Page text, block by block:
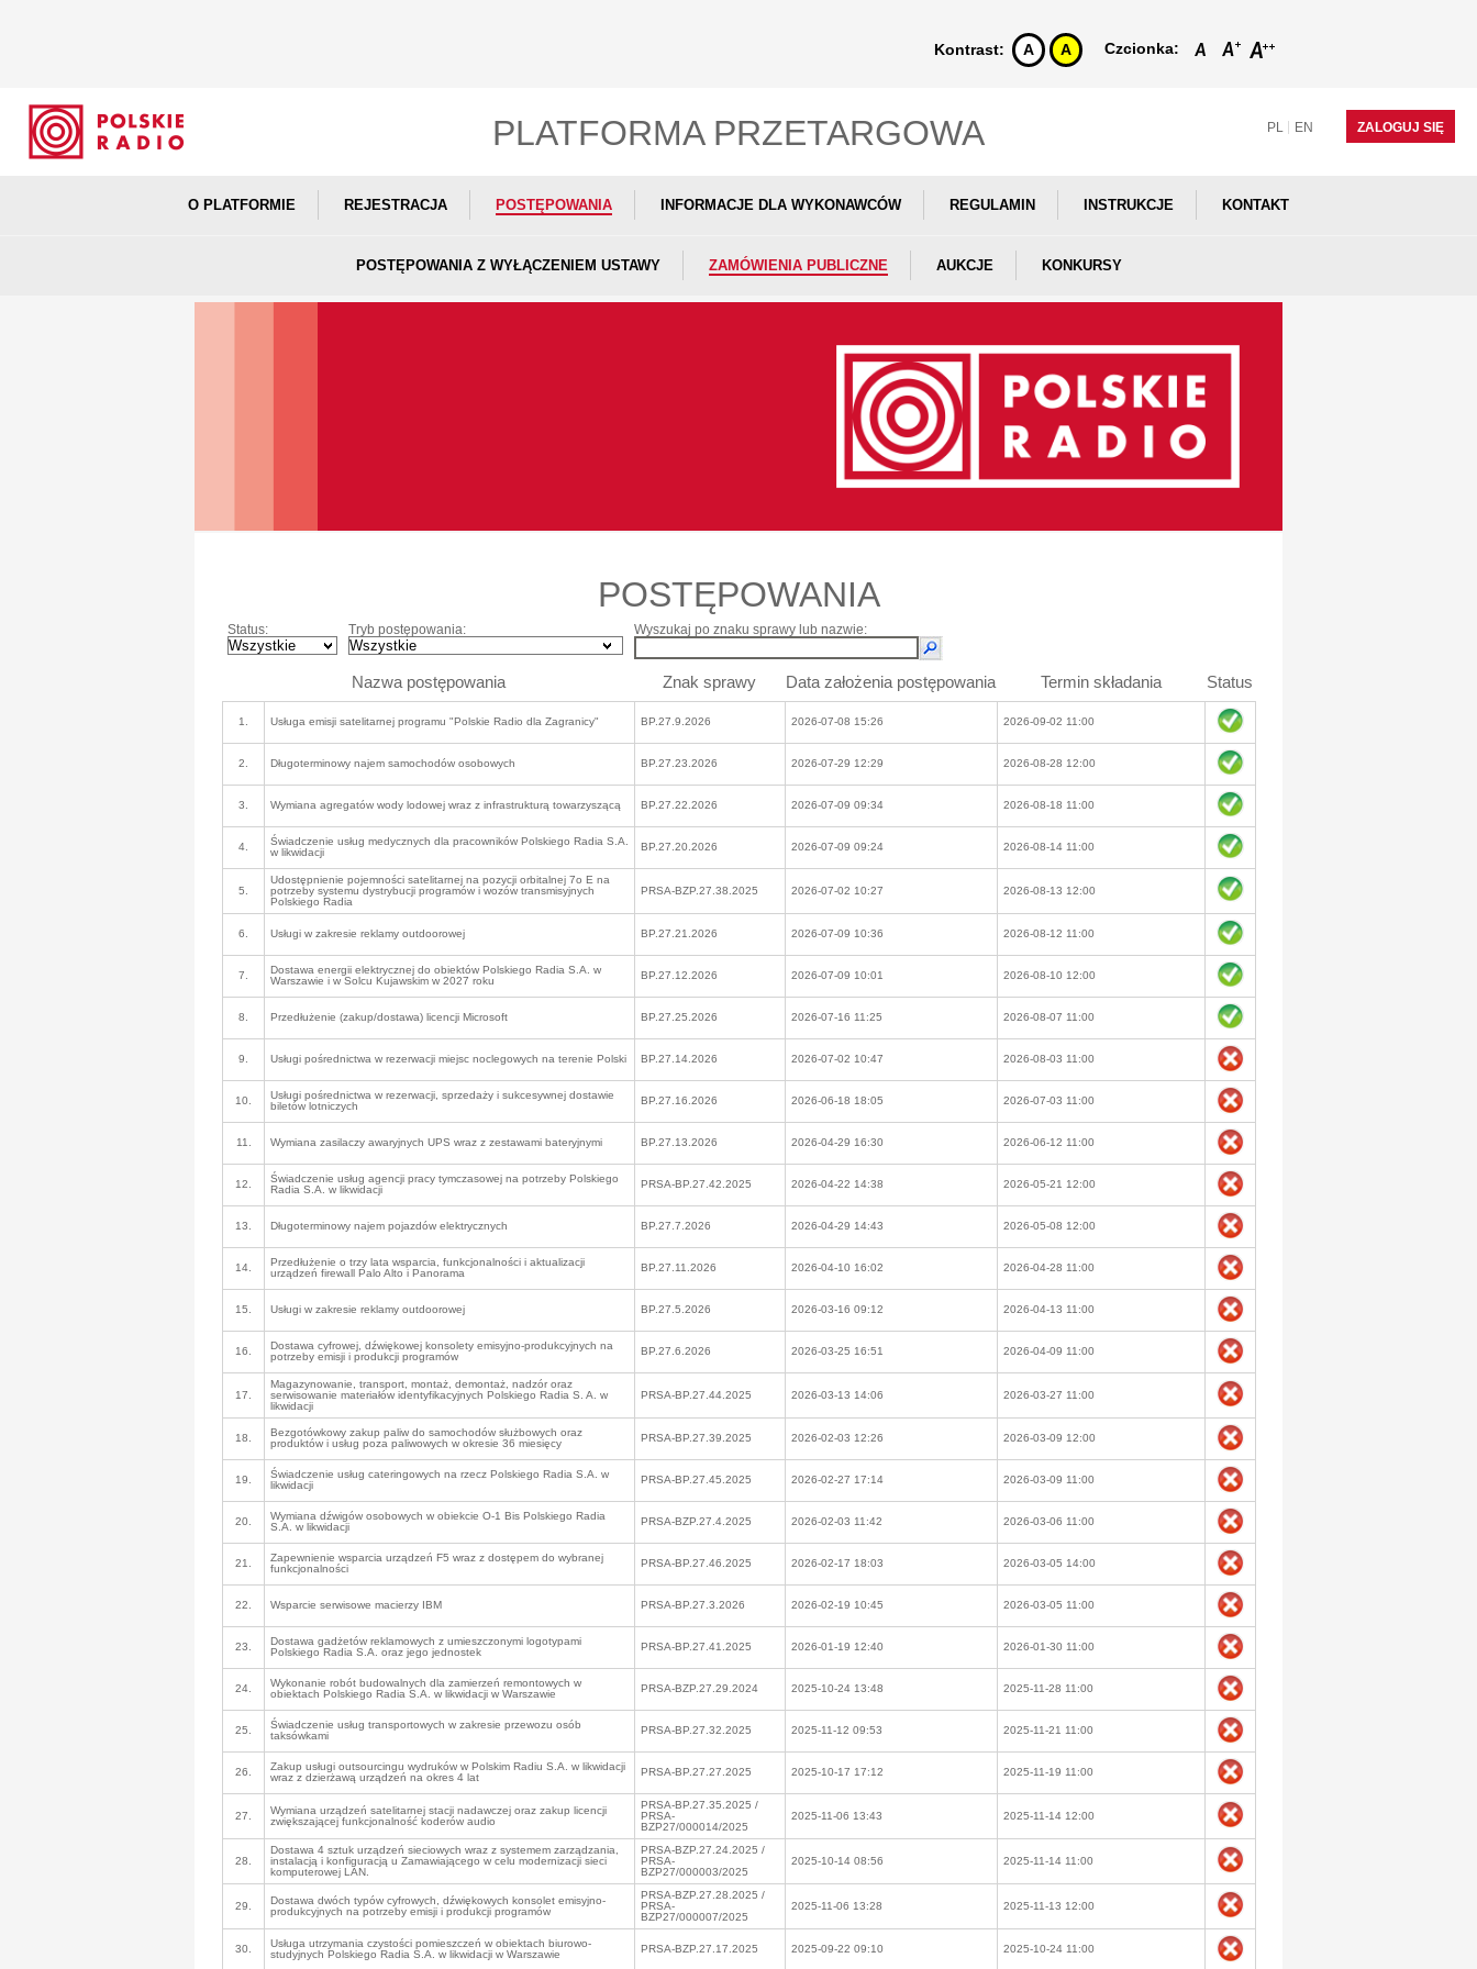
Czcionka:
Kontrast: A A
PLATFORMA PRZETARGOWA PL EN ZALOGUJ SIĘ
O PLATFORMIE REJESTRACJA POSTĘPOWANIA INFORMACJE DLA WYKONAWCÓW REGULAMIN INSTRUKCJE KONTAKT
POSTĘPOWANIA Z WYŁĄCZENIEM USTAWY ZAMÓWIENIA PUBLICZNE AUKCJE KONKURSY
POSTĘPOWANIA
Status: Tryb postępowania: Wyszukaj po znaku sprawy lub nazwie:
Nazwa postępowania Znak sprawy Data założenia postępowania Termin składania Status
1. Usługa emisji satelitarnej programu "Polskie Radio dla Zagranicy" BP.27.9.2026 2026-07-08 15:26 2026-09-02 11:00
2. Długoterminowy najem samochodów osobowych BP.27.23.2026 2026-07-29 12:29 2026-08-28 12:00
3. Wymiana agregatów wody lodowej wraz z infrastrukturą towarzyszącą BP.27.22.2026 2026-07-09 09:34 2026-08-18 11:00
4.
Świadczenie usług medycznych dla pracowników Polskiego Radia S.A.
w likwidacji
BP.27.20.2026 2026-07-09 09:24 2026-08-14 11:00
5.
Udostępnienie pojemności satelitarnej na pozycji orbitalnej 7o E na
potrzeby systemu dystrybucji programów i wozów transmisyjnych
Polskiego Radia
PRSA-BZP.27.38.2025 2026-07-02 10:27 2026-08-13 12:00
6. Usługi w zakresie reklamy outdoorowej BP.27.21.2026 2026-07-09 10:36 2026-08-12 11:00
7.
Dostawa energii elektrycznej do obiektów Polskiego Radia S.A. w
Warszawie i w Solcu Kujawskim w 2027 roku
BP.27.12.2026 2026-07-09 10:01 2026-08-10 12:00
8. Przedłużenie (zakup/dostawa) licencji Microsoft BP.27.25.2026 2026-07-16 11:25 2026-08-07 11:00
9. Usługi pośrednictwa w rezerwacji miejsc noclegowych na terenie Polski BP.27.14.2026 2026-07-02 10:47 2026-08-03 11:00
10.
Usługi pośrednictwa w rezerwacji, sprzedaży i sukcesywnej dostawie
biletów lotniczych
BP.27.16.2026 2026-06-18 18:05 2026-07-03 11:00
11. Wymiana zasilaczy awaryjnych UPS wraz z zestawami bateryjnymi BP.27.13.2026 2026-04-29 16:30 2026-06-12 11:00
12.
Świadczenie usług agencji pracy tymczasowej na potrzeby Polskiego
Radia S.A. w likwidacji
PRSA-BP.27.42.2025 2026-04-22 14:38 2026-05-21 12:00
13. Długoterminowy najem pojazdów elektrycznych BP.27.7.2026 2026-04-29 14:43 2026-05-08 12:00
14.
Przedłużenie o trzy lata wsparcia, funkcjonalności i aktualizacji
urządzeń firewall Palo Alto i Panorama
BP.27.11.2026 2026-04-10 16:02 2026-04-28 11:00
15. Usługi w zakresie reklamy outdoorowej BP.27.5.2026 2026-03-16 09:12 2026-04-13 11:00
16.
Dostawa cyfrowej, dźwiękowej konsolety emisyjno-produkcyjnych na
potrzeby emisji i produkcji programów
BP.27.6.2026 2026-03-25 16:51 2026-04-09 11:00
17.
Magazynowanie, transport, montaż, demontaż, nadzór oraz
serwisowanie materiałów identyfikacyjnych Polskiego Radia S. A. w
likwidacji
PRSA-BP.27.44.2025 2026-03-13 14:06 2026-03-27 11:00
18.
Bezgotówkowy zakup paliw do samochodów służbowych oraz
produktów i usług poza paliwowych w okresie 36 miesięcy
PRSA-BP.27.39.2025 2026-02-03 12:26 2026-03-09 12:00
19.
Świadczenie usług cateringowych na rzecz Polskiego Radia S.A. w
likwidacji
PRSA-BP.27.45.2025 2026-02-27 17:14 2026-03-09 11:00
20.
Wymiana dźwigów osobowych w obiekcie O-1 Bis Polskiego Radia
S.A. w likwidacji
PRSA-BZP.27.4.2025 2026-02-03 11:42 2026-03-06 11:00
21.
Zapewnienie wsparcia urządzeń F5 wraz z dostępem do wybranej
funkcjonalności
PRSA-BP.27.46.2025 2026-02-17 18:03 2026-03-05 14:00
22. Wsparcie serwisowe macierzy IBM PRSA-BP.27.3.2026 2026-02-19 10:45 2026-03-05 11:00
23.
Dostawa gadżetów reklamowych z umieszczonymi logotypami
Polskiego Radia S.A. oraz jego jednostek
PRSA-BP.27.41.2025 2026-01-19 12:40 2026-01-30 11:00
24.
Wykonanie robót budowalnych dla zamierzeń remontowych w
obiektach Polskiego Radia S.A. w likwidacji w Warszawie
PRSA-BZP.27.29.2024 2025-10-24 13:48 2025-11-28 11:00
25.
Świadczenie usług transportowych w zakresie przewozu osób
taksówkami
PRSA-BP.27.32.2025 2025-11-12 09:53 2025-11-21 11:00
26.
Zakup usługi outsourcingu wydruków w Polskim Radiu S.A. w likwidacji
wraz z dzierżawą urządzeń na okres 4 lat
PRSA-BP.27.27.2025 2025-10-17 17:12 2025-11-19 11:00
27.
Wymiana urządzeń satelitarnej stacji nadawczej oraz zakup licencji
zwiększającej funkcjonalność koderów audio
PRSA-BP.27.35.2025 /
PRSA-
BZP27/000014/2025
2025-11-06 13:43 2025-11-14 12:00
28.
Dostawa 4 sztuk urządzeń sieciowych wraz z systemem zarządzania,
instalacją i konfiguracją u Zamawiającego w celu modernizacji sieci
komputerowej LAN.
PRSA-BZP.27.24.2025 /
PRSA-
BZP27/000003/2025
2025-10-14 08:56 2025-11-14 11:00
29.
Dostawa dwóch typów cyfrowych, dźwiękowych konsolet emisyjno-
produkcyjnych na potrzeby emisji i produkcji programów
PRSA-BZP.27.28.2025 /
PRSA-
BZP27/000007/2025
2025-11-06 13:28 2025-11-13 12:00
30.
Usługa utrzymania czystości pomieszczeń w obiektach biurowo-
studyjnych Polskiego Radia S.A. w likwidacji w Warszawie
PRSA-BZP.27.17.2025 2025-09-22 09:10 2025-10-24 11:00